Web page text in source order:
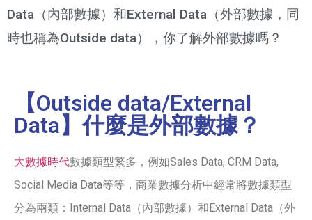
Data（內部數據）和External Data（外部數據，同
時也稱為Outside data），你了解外部數據嗎？
【Outside data/External
Data】什麼是外部數據？
大數據時代數據類型繁多，例如Sales Data, CRM Data,
Social Media Data等等，商業數據分析中經常將數據類型
分為兩類：Internal Data（內部數據）和External Data（外